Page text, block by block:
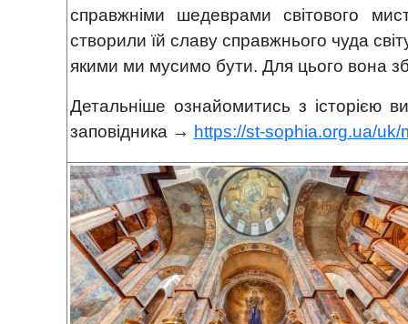
справжніми шедеврами світового
створили їй славу справжнього чуда
якими ми мусимо бути. Для цього вона
Детальніше ознайомитись з історією
заповідника → https://st-sophia.org.ua/